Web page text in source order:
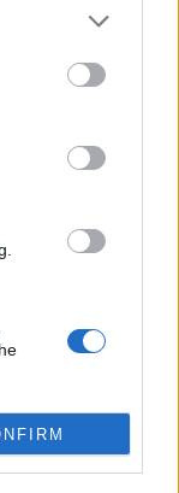
rozmanitost na
příměstské a lesní
organizace:
přírody
St. Marienthal,
a trvá měsíce
než
plodin.
zvládnou
na Pardubicku
Iva Junková.